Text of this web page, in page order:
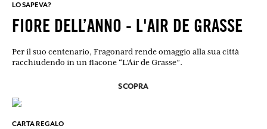
LO SAPEVA?
FIORE DELL’ANNO - L'AIR DE GRASSE
Per il suo centenario, Fragonard rende omaggio alla sua città
racchiudendo in un flacone “L’Air de Grasse”.
SCOPRA
CARTA REGALO